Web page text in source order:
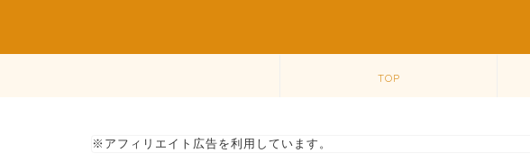
TOP
※アフィリエイト広告を利用しています。